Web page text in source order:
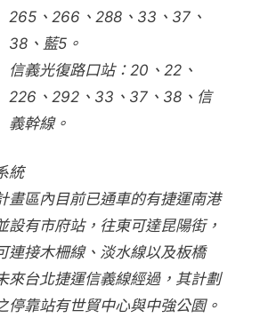
265、266、288、33、37、
38、藍5。
信義光復路口站：20、22、
226、292、33、37、38、信
義幹線。
統
畫區內目前已通車的有捷運南港
設有市府站，往東可達昆陽街，
連接木柵線、淡水線以及板橋
來台北捷運信義線經過，其計劃
停靠站有世貿中心與中強公園。